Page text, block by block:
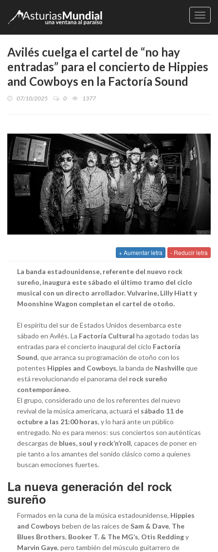
Avilés cuelga el cartel de “no hay
entradas” para el concierto de Hippies
and Cowboys en la Factoría Sound
07/10/2025 0 1377
+ Aumentar letra - Reducir letra
La banda estadounidense, referente del nuevo rock
sureño, inaugura este sábado el último tramo del ciclo
musical con un directo arrollador. Vulvarine, Lilly Hiatt y
Moonshine Wagon completan el cartel de otoño.
El espíritu del sur de Estados Unidos desembarca este
sábado en Avilés. La Factoría Cultural ha agotado todas las
entradas para el concierto inaugural del ciclo Factoría
Sound, que arranca su programación de otoño con los
potentes Hippies and Cowboys, la banda de Nashvilleque
está revolucionando el panorama del rock sureño
contemporáneo.
El grupo, considerado uno de los referentes del nuevo
revival de la música americana, actuará el sábado 11 de
octubre a las 21:00 horas, y lo hará ante un público
entregado. No es para menos: sus conciertos son auténticas
descargas de blues, soul y rock’n’roll, capaces de poner en
pie tanto a los amantes del sonido clásico como a quienes
buscan emociones fuertes.
La nueva generación del rock
sureño
Formados en la cuna de la música estadounidense, Hippies
and Cowboys beben de las raíces deSam & Dave, The
Blues Brothers, Booker T. & The MG’s, Otis Reddingy
Marvin Gaye, pero también del músculo guitarrero de